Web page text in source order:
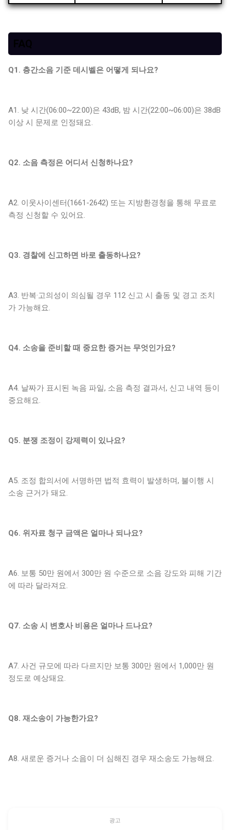
FAQ
Q1. 층간소음 기준 데시벨은 어떻게 되나요?
A1. 낮 시간(06:00~22:00)은 43dB, 밤 시간(22:00~06:00)은 38dB
이상 시 문제로 인정돼요.
Q2. 소음 측정은 어디서 신청하나요?
A2. 이웃사이센터(1661-2642) 또는 지방환경청을 통해 무료로
측정 신청할 수 있어요.
Q3. 경찰에 신고하면 바로 출동하나요?
A3. 반복·고의성이 의심될 경우 112 신고 시 출동 및 경고 조치
가 가능해요.
Q4. 소송을 준비할 때 중요한 증거는 무엇인가요?
A4. 날짜가 표시된 녹음 파일, 소음 측정 결과서, 신고 내역 등이
중요해요.
Q5. 분쟁 조정이 강제력이 있나요?
A5. 조정 합의서에 서명하면 법적 효력이 발생하며, 불이행 시
소송 근거가 돼요.
Q6. 위자료 청구 금액은 얼마나 되나요?
A6. 보통 50만 원에서 300만 원 수준으로 소음 강도와 피해 기간
에 따라 달라져요.
Q7. 소송 시 변호사 비용은 얼마나 드나요?
A7. 사건 규모에 따라 다르지만 보통 300만 원에서 1,000만 원
정도로 예상돼요.
Q8. 재소송이 가능한가요?
A8. 새로운 증거나 소음이 더 심해진 경우 재소송도 가능해요.
광고